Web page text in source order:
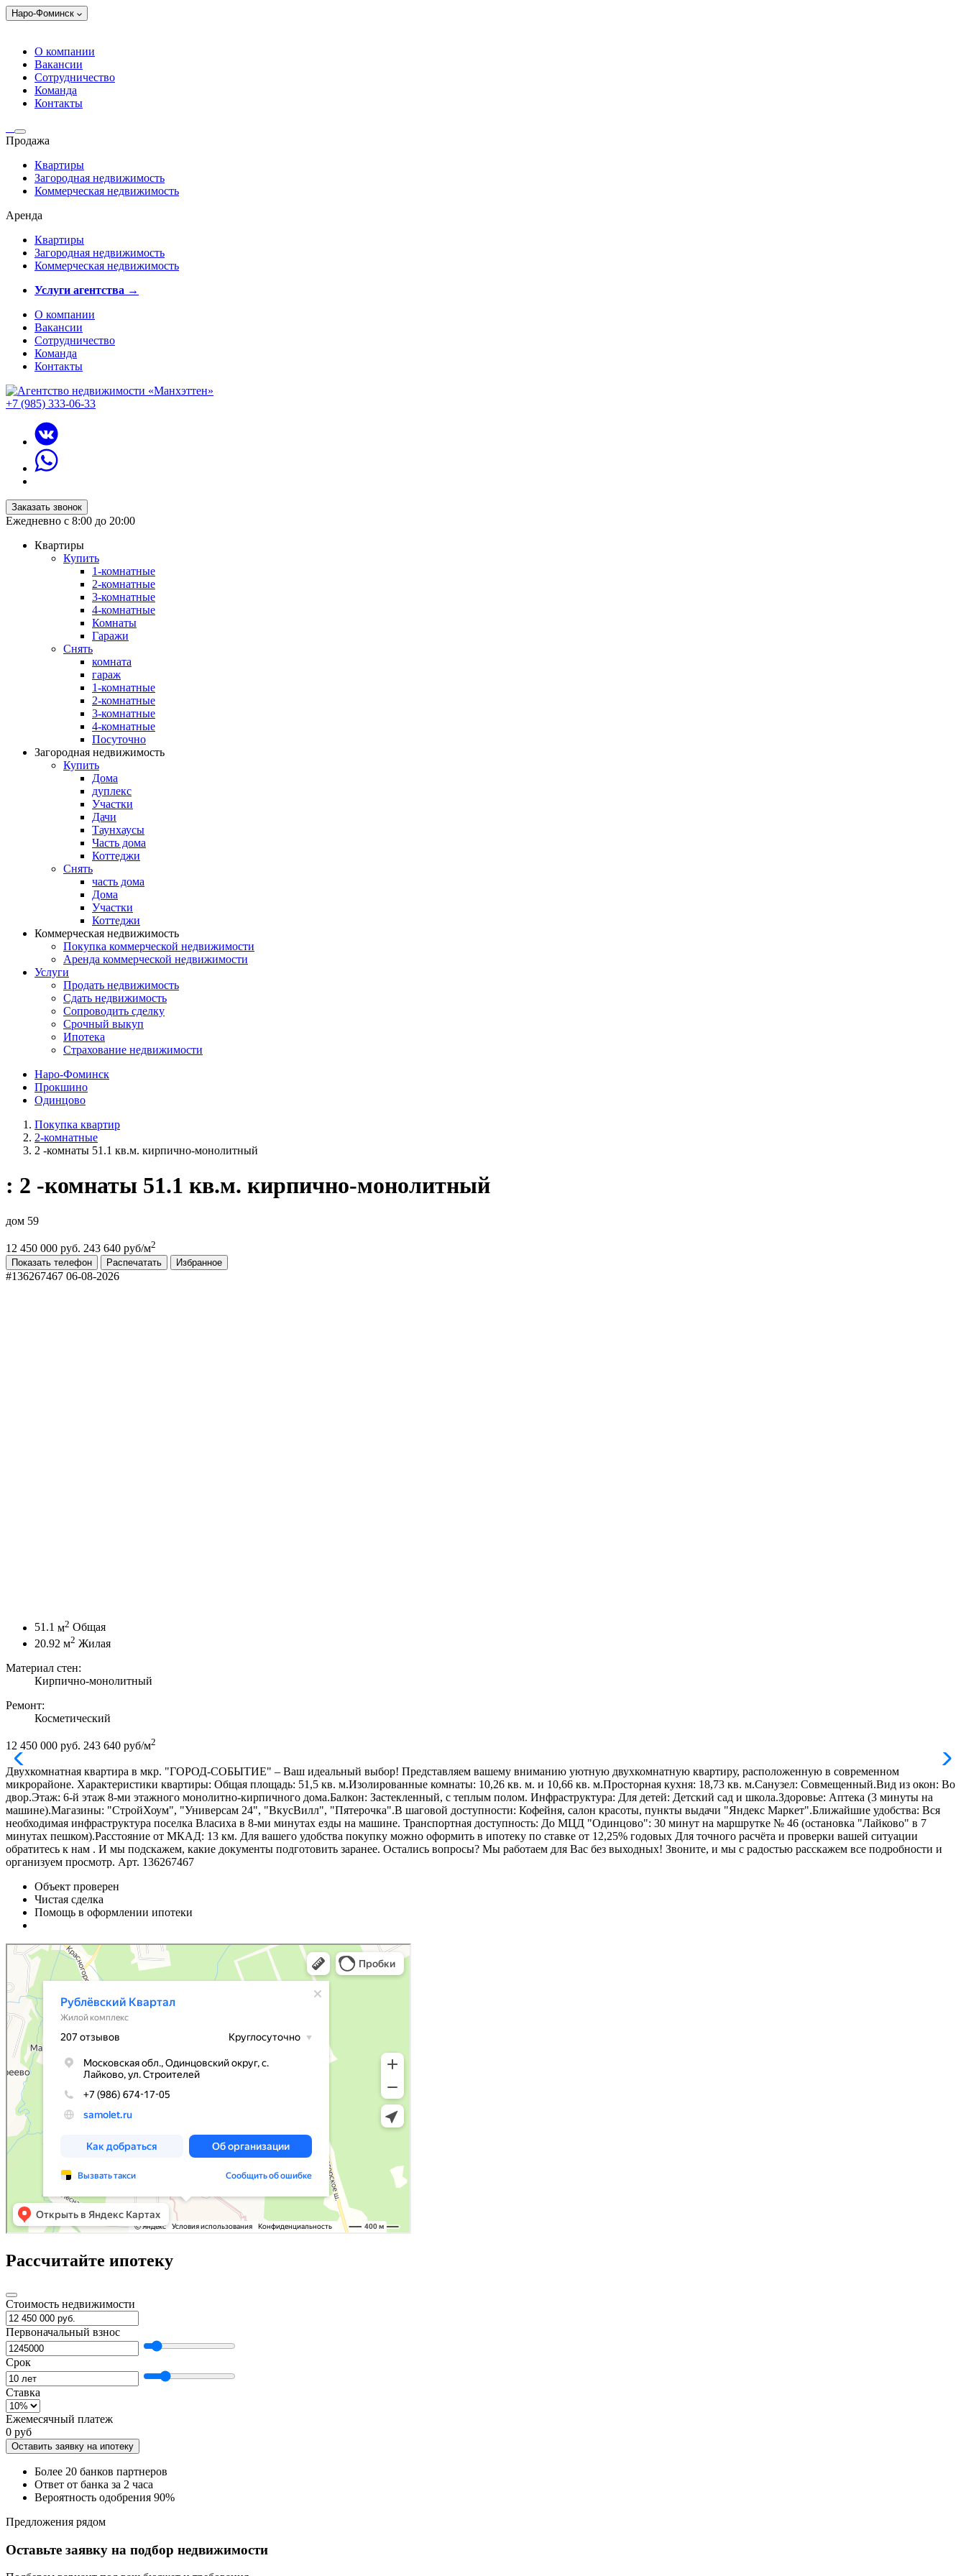
Наро-Фоминск
О компании
Вакансии
Сотрудничество
Команда
Контакты
Продажа
Квартиры
Загородная недвижимость
Коммерческая недвижимость
Аренда
Квартиры
Загородная недвижимость
Коммерческая недвижимость
Услуги агентства →
О компании
Вакансии
Сотрудничество
Команда
Контакты
+7 (985) 333-06-33
Заказать звонок
Ежедневно с 8:00 до 20:00
Квартиры
Купить
1-комнатные
2-комнатные
3-комнатные
4-комнатные
Комнаты
Гаражи
Снять
комната
гараж
1-комнатные
2-комнатные
3-комнатные
4-комнатные
Посуточно
Загородная недвижимость
Купить
Дома
дуплекс
Участки
Дачи
Таунхаусы
Часть дома
Коттеджи
Снять
часть дома
Дома
Участки
Коттеджи
Коммерческая недвижимость
Покупка коммерческой недвижимости
Аренда коммерческой недвижимости
Услуги
Продать недвижимость
Сдать недвижимость
Сопроводить сделку
Срочный выкуп
Ипотека
Страхование недвижимости
Наро-Фоминск
Прокшино
Одинцово
Покупка квартир
2-комнатные
2 -комнаты 51.1 кв.м. кирпично-монолитный
: 2 -комнаты 51.1 кв.м. кирпично-монолитный
дом 59
12 450 000 руб. 243 640 руб/м2
Показать телефон
Распечатать Избранное
#136267467 06-08-2026
51.1 м2 Общая
20.92 м2 Жилая
Материал стен:
Кирпично-монолитный
Ремонт:
Косметический
12 450 000 руб. 243 640 руб/м2
Двухкомнатная квартира в мкр. "ГОРОД-СОБЫТИЕ" – Ваш идеальный выбор! Представляем вашему вниманию уютную двухкомнатную квартиру, расположенную в современном
микрорайоне. Характеристики квартиры: Общая площадь: 51,5 кв. м.Изолированные комнаты: 10,26 кв. м. и 10,66 кв. м.Просторная кухня: 18,73 кв. м.Санузел: Совмещенный.Вид из окон: Во
двор.Этаж: 6-й этаж 8-ми этажного монолитно-кирпичного дома.Балкон: Застекленный, с теплым полом. Инфраструктура: Для детей: Детский сад и школа.Здоровье: Аптека (3 минуты на
машине).Магазины: "СтройХоум", "Универсам 24", "ВкусВилл", "Пятерочка".В шаговой доступности: Кофейня, салон красоты, пункты выдачи "Яндекс Маркет".Ближайшие удобства: Вся
необходимая инфраструктура поселка Власиха в 8-ми минутах езды на машине. Транспортная доступность: До МЦД "Одинцово": 30 минут на маршрутке № 46 (остановка "Лайково" в 7
минутах пешком).Расстояние от МКАД: 13 км. Для вашего удобства покупку можно оформить в ипотеку по ставке от 12,25% годовых Для точного расчёта и проверки вашей ситуации
обратитесь к нам . И мы подскажем, какие документы подготовить заранее. Остались вопросы? Мы работаем для Вас без выходных! Звоните, и мы с радостью расскажем все подробности и
организуем просмотр. Арт. 136267467
Объект проверен
Чистая сделка
Помощь в оформлении ипотеки
Рассчитайте ипотеку
Стоимость недвижимости
Первоначальный взнос
Срок
Ставка
Ежемесячный платеж
0 руб
Оставить заявку на ипотеку
Более 20 банков партнеров
Ответ от банка за 2 часа
Вероятность одобрения 90%
Предложения рядом
Оставьте заявку на подбор недвижимости